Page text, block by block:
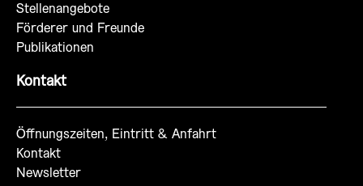
Stellenangebote
Förderer und Freunde
Publikationen
Kontakt
Öffnungszeiten, Eintritt & Anfahrt
Kontakt
Newsletter